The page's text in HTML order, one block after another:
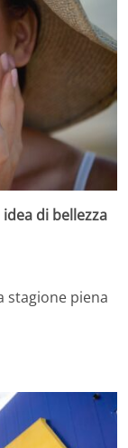
di bellezza
stagione piena